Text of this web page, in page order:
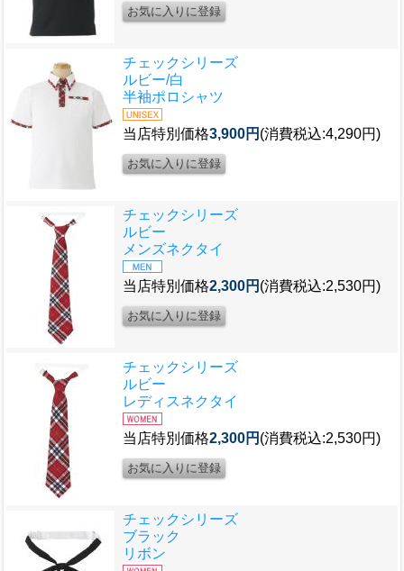
チェックシリーズ
ルビー/白
半袖ポロシャツ
当店特別価格3,900円 (消費税込:4,290円)
チェックシリーズ
ルビー
メンズネクタイ
当店特別価格2,300円 (消費税込:2,530円)
チェックシリーズ
ルビー
レディスネクタイ
当店特別価格2,300円 (消費税込:2,530円)
チェックシリーズ
ブラック
リボン